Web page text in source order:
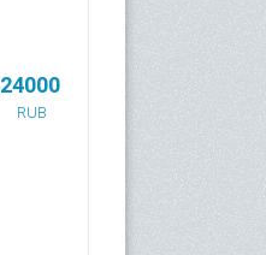
24000
RUB